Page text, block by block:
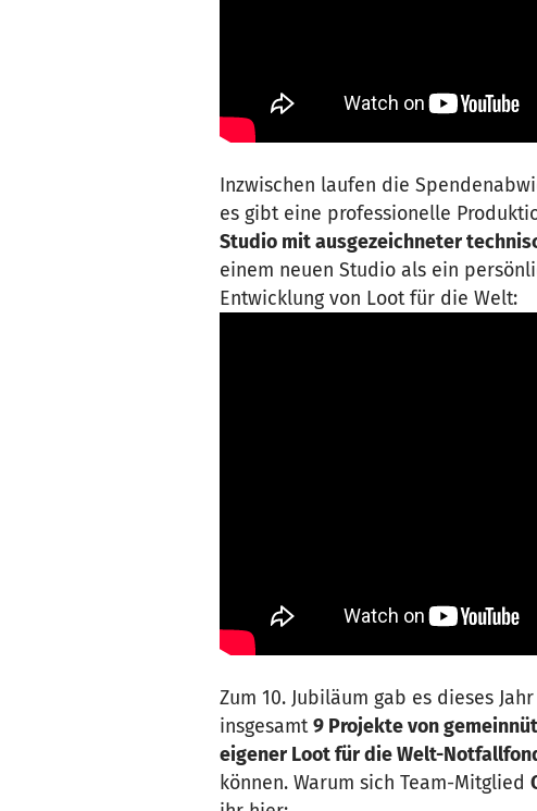
Inzwischen laufen die
es gibt eine professionelle
Studio mit ausgezeichneter
einem neuen Studio als ein
Entwicklung von Loot für die Welt:
Zum 10. Jubiläum gab es dieses
insgesamt9 Projekte von
eigener Loot für die Welt-
können. Warum sich Team-Mitglied